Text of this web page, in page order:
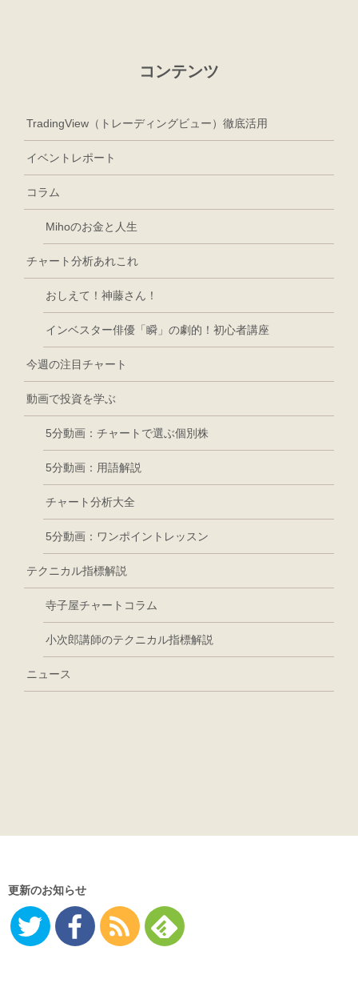
コンテンツ
TradingView（トレーディングビュー）徹底活用
イベントレポート
コラム
Mihoのお金と人生
チャート分析あれこれ
おしえて！神藤さん！
インベスター俳優「瞬」の劇的！初心者講座
今週の注目チャート
動画で投資を学ぶ
5分動画：チャートで選ぶ個別株
5分動画：用語解説
チャート分析大全
5分動画：ワンポイントレッスン
テクニカル指標解説
寺子屋チャートコラム
小次郎講師のテクニカル指標解説
ニュース
更新のお知らせ